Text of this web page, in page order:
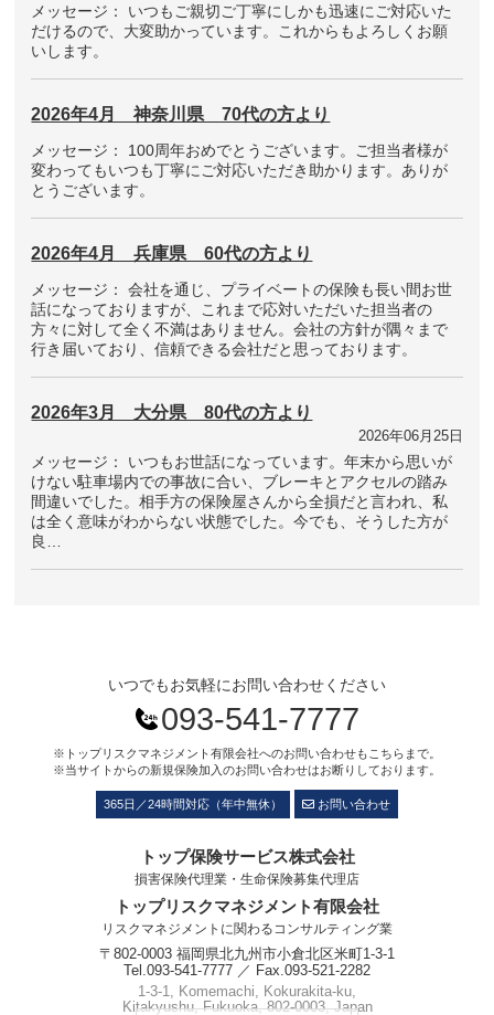
メッセージ： いつもご親切ご丁寧にしかも迅速にご対応いた
だけるので、大変助かっています。これからもよろしくお願
いします。
2026年4月 神奈川県 70代の方より
メッセージ： 100周年おめでとうございます。ご担当者様が
変わってもいつも丁寧にご対応いただき助かります。ありが
とうございます。
2026年4月 兵庫県 60代の方より
メッセージ： 会社を通じ、プライベートの保険も長い間お世
話になっておりますが、これまで応対いただいた担当者の
方々に対して全く不満はありません。会社の方針が隅々まで
行き届いており、信頼できる会社だと思っております。
2026年3月 大分県 80代の方より
2026年06月25日
メッセージ： いつもお世話になっています。年末から思いが
けない駐車場内での事故に合い、ブレーキとアクセルの踏み
間違いでした。相手方の保険屋さんから全損だと言われ、私
は全く意味がわからない状態でした。今でも、そうした方が
良…
いつでもお気軽にお問い合わせください
093-541-7777
※トップリスクマネジメント有限会社へのお問い合わせもこちらまで。
※当サイトからの新規保険加入のお問い合わせはお断りしております。
365日／24時間対応（年中無休） お問い合わせ
トップ保険サービス株式会社
損害保険代理業・生命保険募集代理店
トップリスクマネジメント有限会社
リスクマネジメントに関わるコンサルティング業
〒802-0003 福岡県北九州市小倉北区米町1-3-1
Tel.093-541-7777 ／ Fax.093-521-2282
1-3-1, Komemachi, Kokurakita-ku,
Kitakyushu, Fukuoka, 802-0003, Japan